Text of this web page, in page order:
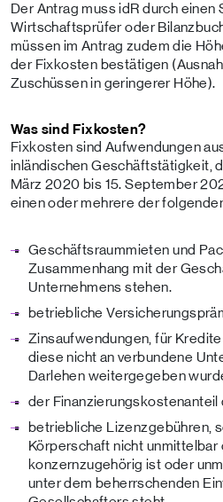
Der Antrag muss idR durch einen
Wirtschaftsprüfer oder
müssen im Antrag zudem die
der Fixkosten bestätigen
Zuschüssen in geringerer Höhe).
Was sind Fixkosten?
Fixkosten sind Aufwendungen
inländischen Geschäftstätigkeit,
März 2020 bis 15. September
einen oder mehrere der
Geschäftsraummieten und
Zusammenhang mit der
Unternehmens stehen.
betriebliche
Zinsaufwendungen, für
diese nicht an verbundene
Darlehen weitergegeben
der Finanzierungskostenanteil
betriebliche Lizenzgebühren,
Körperschaft nicht
konzernzugehörig ist oder
unter dem beherrschenden